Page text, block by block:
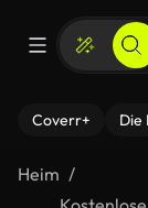
Coverr+ Die
Heim